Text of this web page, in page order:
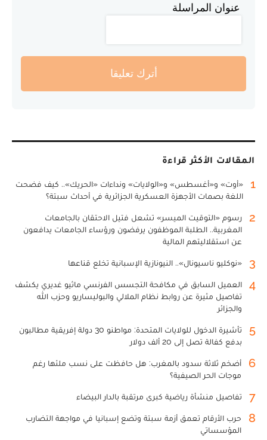
عنوان المراسلة
أترك تعليقا
المقالات الأكثر قراءة
1
«أوت» و«أغسطس» و«الولايات» ونداءات «الحريك».. كيف فضحت
اللغة بصمات الأجهزة العسكرية الجزائرية في أحداث سبتة؟
2
رسوم «التوقيت الميسر» تشعل فتيل الاحتقان بالجامعات
المغربية.. الطلبة الموظفون يرفضون ورؤساء الجامعات يدافعون
عن استقلاليتهم المالية
3 «نوكليو ناسيونال».. النيونازية الإسبانية تخلع قناعها
4
العميل السابق في مكافحة التجسس الفرنسي ماثيو غديري يكشف
تفاصيل مثيرة عن روابط نظام الملالي والبوليساريو وحزب الله
والجزائر
5
تأشيرة الدخول للولايات المتحدة: مواطنو 30 دولة إفريقية مطالبون
بدفع كفالة تصل إلى 20 ألف دولار
6
أضخم ثلاثة سدود بالمغرب: هل حافظت على نسب ملئها رغم
موجات الحر الصيفية؟
7 تفاصيل منشأة رياضية كبرى مرتقبة بالدار البيضاء
8
حرب الأرقام تعمق أزمة سبتة وتضع إسبانيا في مواجهة التضارب
المؤسساتي